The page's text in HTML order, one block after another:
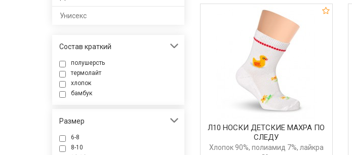
Унисекс
Состав краткий
полушерсть
термолайт
хлопок
бамбук
Размер
6-8
8-10
Л10 НОСКИ ДЕТСКИЕ МАХРА ПО
СЛЕДУ
Хлопок 90%, полиамид 7%, лайкра